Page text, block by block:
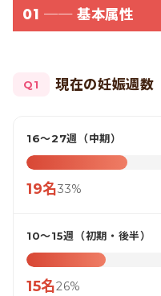
01 ── 基本属性
Q1 現在の妊娠週数
16〜27週（中期）
19名33%
10〜15週（初期・後半）
15名26%